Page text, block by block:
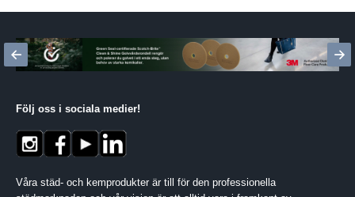
Följ oss i sociala medier!
Våra städ- och kemprodukter är till för den professionella